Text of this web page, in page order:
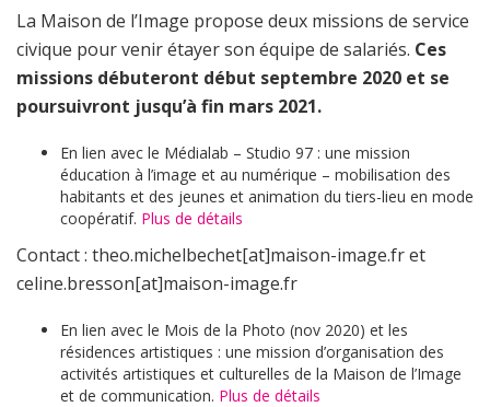
La Maison de l’Image propose deux missions de service
civique pour venir étayer son équipe de salariés. Ces
missions débuteront début septembre 2020 et se
poursuivront jusqu’à fin mars 2021.
En lien avec le Médialab – Studio 97 : une mission
éducation à l’image et au numérique – mobilisation des
habitants et des jeunes et animation du tiers-lieu en mode
coopératif. Plus de détails
Contact : theo.michelbechet[at]maison-image.fr et
celine.bresson[at]maison-image.fr
En lien avec le Mois de la Photo (nov 2020) et les
résidences artistiques : une mission d’organisation des
activités artistiques et culturelles de la Maison de l’Image
et de communication. Plus de détails